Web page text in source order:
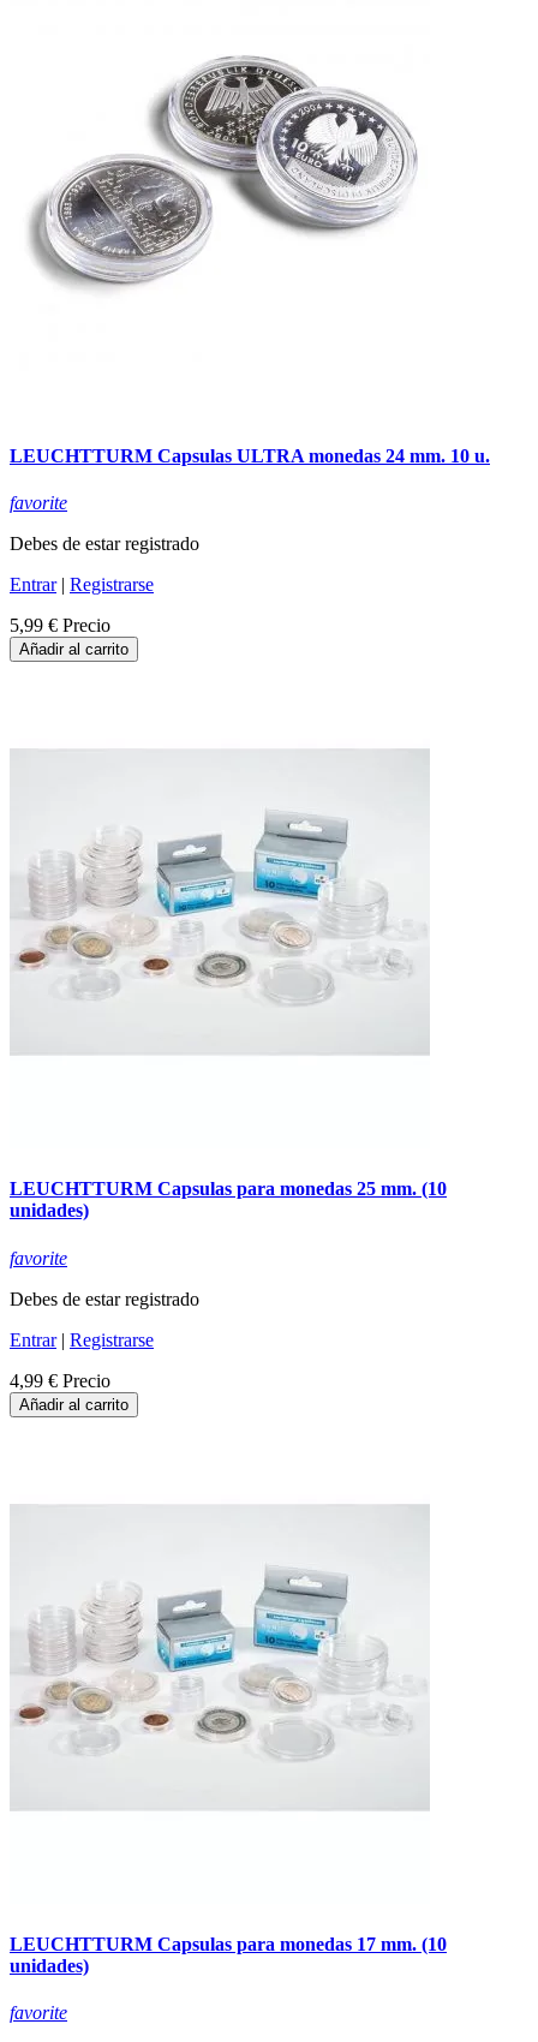
LEUCHTTURM Capsulas ULTRA monedas 24 mm. 10 u.
favorite
Debes de estar registrado
Entrar| Registrarse
5,99 € Precio
Añadir al carrito
LEUCHTTURM Capsulas para monedas 25 mm. (10
unidades)
favorite
Debes de estar registrado
Entrar| Registrarse
4,99 € Precio
Añadir al carrito
LEUCHTTURM Capsulas para monedas 17 mm. (10
unidades)
favorite